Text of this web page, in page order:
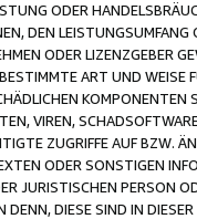
ODER
DEN
ODER LIZENZGEBER
ART UND
VIREN,
ZUGRIFFE AUF BZW.
ODER SONSTIGEN
JURISTISCHEN PERSON
DIESE SIND IN